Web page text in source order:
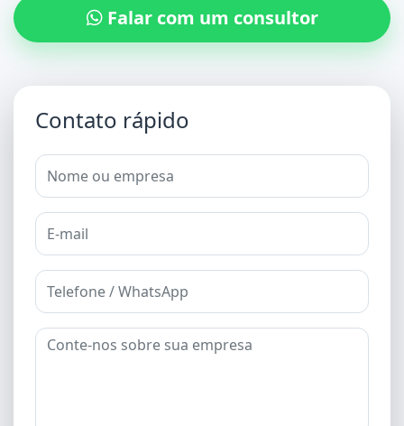
Falar com um consultor
Contato rápido